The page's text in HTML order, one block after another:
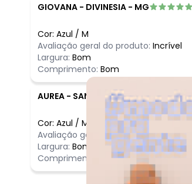
GIOVANA - DIVINESIA - MG
Cor: Azul / M
Avaliação geral do produto: Incrível
Largura: Bom
Comprimento: Bom
AUREA - SANTAREM - PA
Cor: Azul / M
Avaliação geral do produto: Incrível
Largura: Bom
Comprimento:
Bom